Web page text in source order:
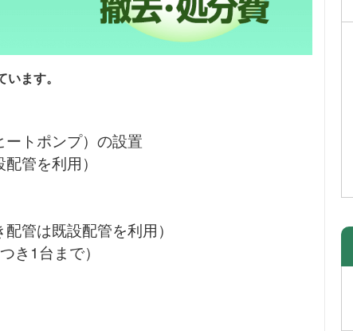
ます。
トポンプ）の設置
管を利用）
管は既設配管を利用）
き1台まで）